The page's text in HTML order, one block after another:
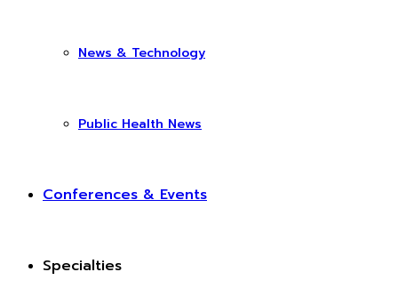
News & Technology
Public Health News
Conferences & Events
Specialties